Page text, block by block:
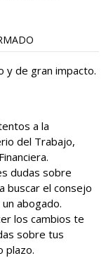
y de gran impacto.
a la
del Trabajo,
dudas sobre
buscar el consejo
abogado.
los cambios te
sobre tus
plazo.